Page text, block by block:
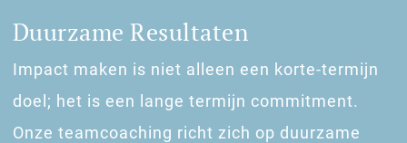
Duurzame Resultaten
Impact maken is niet alleen een korte-termijn
doel; het is een lange termijn commitment.
Onze teamcoaching richt zich op duurzame